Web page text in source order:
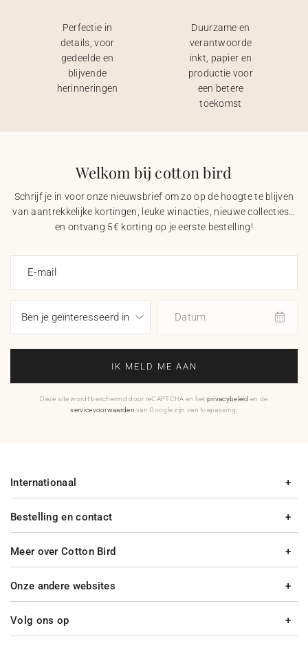
Perfectie in
details, voor
gedeelde en
blijvende
herinneringen
Duurzame en
verantwoorde
inkt, papier en
productie voor
een betere
toekomst
Welkom bij cotton bird
Schrijf je in voor onze nieuwsbrief om zo op de hoogte te blijven
van aantrekkelijke kortingen, leuke winacties, nieuwe collecties…
en ontvang 5€ korting op je eerste bestelling!
E-mail
Datum
IK MELD ME AAN
Deze site wordt beschermd door reCAPTCHA en het privacybeleid en de
servicevoorwaarden van Google zijn van toepassing.
Bestelling en contact
Meer over Cotton Bird
Internationaal
Onze andere websites
Volg ons op